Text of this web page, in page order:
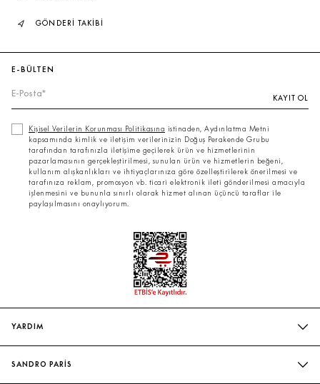
GÖNDERİ TAKİBİ
E-BÜLTEN
KAYIT OL
Kişisel Verilerin Korunması Politikasına istinaden, Aydınlatma Metni
kapsamında kimlik ve iletişim verilerinizin Doğuş Perakende Grubu
tarafından tarafınızla iletişime geçilerek ürün ve hizmetlerinin
pazarlamasının gerçekleştirilmesi, sunulan ürün ve hizmetlerin beğeni,
kullanım alışkanlıkları ve ihtiyaçlarınıza göre özelleştirilerek önerilmesi ve
tarafınıza reklam, promosyon vb. ticari elektronik ileti gönderilmesi amacıyla
işlenmesini ve bununla sınırlı olarak hizmet alınan üçüncü taraflar ile
paylaşılmasını onaylıyorum.
YARDIM
SANDRO PARİS